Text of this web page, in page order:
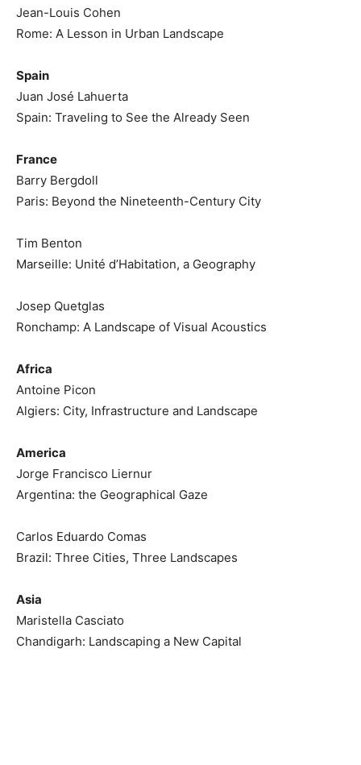
Jean-Louis Cohen
Rome: A Lesson in Urban Landscape
Spain
Juan José Lahuerta
Spain: Traveling to See the Already Seen
France
Barry Bergdoll
Paris: Beyond the Nineteenth-Century City
Tim Benton
Marseille: Unité d’Habitation, a Geography
Josep Quetglas
Ronchamp: A Landscape of Visual Acoustics
Africa
Antoine Picon
Algiers: City, Infrastructure and Landscape
America
Jorge Francisco Liernur
Argentina: the Geographical Gaze
Carlos Eduardo Comas
Brazil: Three Cities, Three Landscapes
Asia
Maristella Casciato
Chandigarh: Landscaping a New Capital